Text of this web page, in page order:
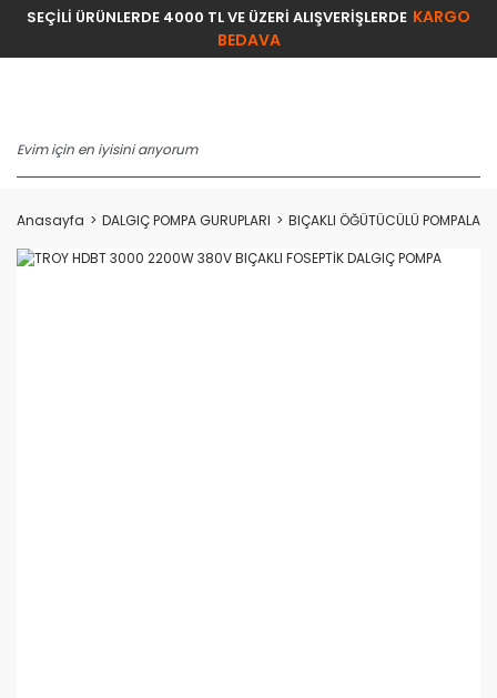
SEÇİLİ ÜRÜNLERDE 4000 TL VE ÜZERİ ALIŞVERİŞLERDE KARGO
BEDAVA
Anasayfa DALGIÇ POMPA GURUPLARI BIÇAKLI ÖĞÜTÜCÜLÜ POMPALAR